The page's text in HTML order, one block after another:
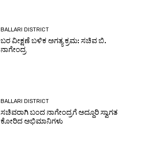
BALLARI DISTRICT
ಬರ ವೀಕ್ಷಣೆ ಬಳಿಕ ಅಗತ್ಯ ಕ್ರಮ: ಸಚಿವ ಬಿ.
ನಾಗೇಂದ್ರ
BALLARI DISTRICT
ಸಚಿವರಾಗಿ ಬಂದ ನಾಗೇಂದ್ರಗೆ ಅದ್ದೂರಿ ಸ್ವಾಗತ
ಕೋರಿದ ಅಭಿಮಾನಿಗಳು